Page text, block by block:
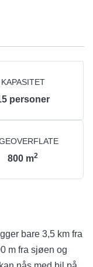
KAPASITET
personer
800 m2
bare 3,5 km fra
m fra sjøen og